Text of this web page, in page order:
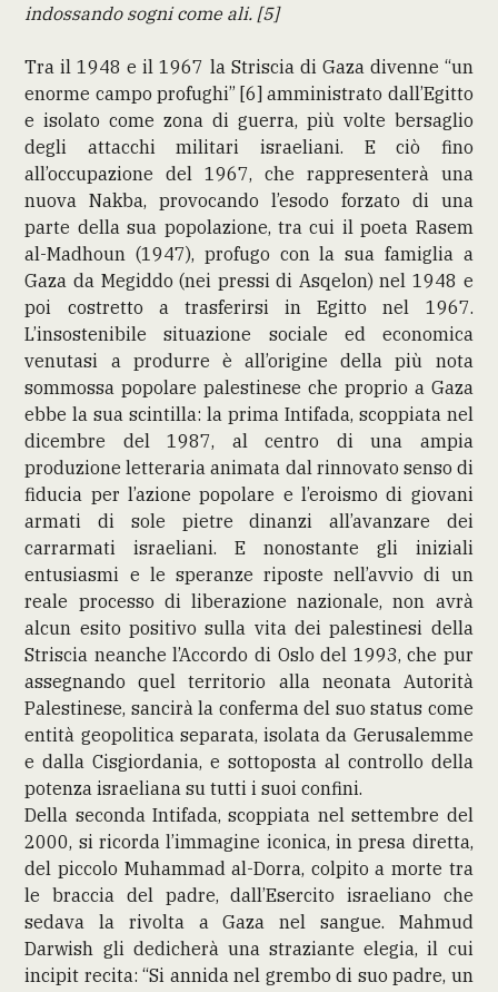
indossando sogni come ali. [5]
Tra il 1948 e il 1967 la Striscia di Gaza divenne “un
enorme campo profughi” [6] amministrato dall’Egitto
e isolato come zona di guerra, più volte bersaglio
degli attacchi militari israeliani. E ciò fino
all’occupazione del 1967, che rappresenterà una
nuova Nakba, provocando l’esodo forzato di una
parte della sua popolazione, tra cui il poeta Rasem
al-Madhoun (1947), profugo con la sua famiglia a
Gaza da Megiddo (nei pressi di Asqelon) nel 1948 e
poi costretto a trasferirsi in Egitto nel 1967.
L’insostenibile situazione sociale ed economica
venutasi a produrre è all’origine della più nota
sommossa popolare palestinese che proprio a Gaza
ebbe la sua scintilla: la prima Intifada, scoppiata nel
dicembre del 1987, al centro di una ampia
produzione letteraria animata dal rinnovato senso di
fiducia per l’azione popolare e l’eroismo di giovani
armati di sole pietre dinanzi all’avanzare dei
carrarmati israeliani. E nonostante gli iniziali
entusiasmi e le speranze riposte nell’avvio di un
reale processo di liberazione nazionale, non avrà
alcun esito positivo sulla vita dei palestinesi della
Striscia neanche l’Accordo di Oslo del 1993, che pur
assegnando quel territorio alla neonata Autorità
Palestinese, sancirà la conferma del suo status come
entità geopolitica separata, isolata da Gerusalemme
e dalla Cisgiordania, e sottoposta al controllo della
potenza israeliana su tutti i suoi confini.
Della seconda Intifada, scoppiata nel settembre del
2000, si ricorda l’immagine iconica, in presa diretta,
del piccolo Muhammad al-Dorra, colpito a morte tra
le braccia del padre, dall’Esercito israeliano che
sedava la rivolta a Gaza nel sangue. Mahmud
Darwish gli dedicherà una straziante elegia, il cui
incipit recita: “Si annida nel grembo di suo padre, un